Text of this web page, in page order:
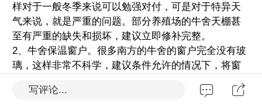
样对于一般冬季来说可以勉强对付，可是对于特异天
气来说，就是严重的问题。部分养殖场的牛舍天棚甚
至有严重的缺失和损坏，建议立即修补完整。
2、牛舍保温窗户。很多南方的牛舍的窗户完全没有玻
璃，这样非常不科学，建议条件允许的情况下，将窗
膜。写评论...